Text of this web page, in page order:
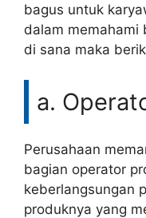
bagus untuk
dalam memahami
di sana maka
a.
Perusahaan
bagian operator
keberlangsungan
produknya yang